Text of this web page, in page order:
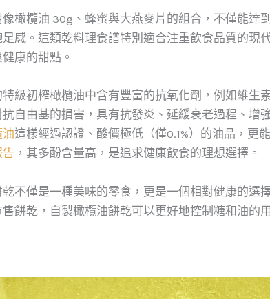
橄欖油 30g、蜂蜜與大燕麥片的組合，不僅能達
感。這類乾料理食譜特別適合注重飲食品質的現
康的甜點。
級初榨橄欖油中含有豐富的抗氧化劑，例如維生
自由基的損害，具有抗發炎、延緩衰老過程、增
油這樣經過認證、酸價極低（僅0.1%）的油品，更
，其多酚含量高，是追求健康飲食的理想選擇。
不僅是一種美味的零食，更是一個相對健康的選
餅乾，自製橄欖油餅乾可以更好地控制糖和油的